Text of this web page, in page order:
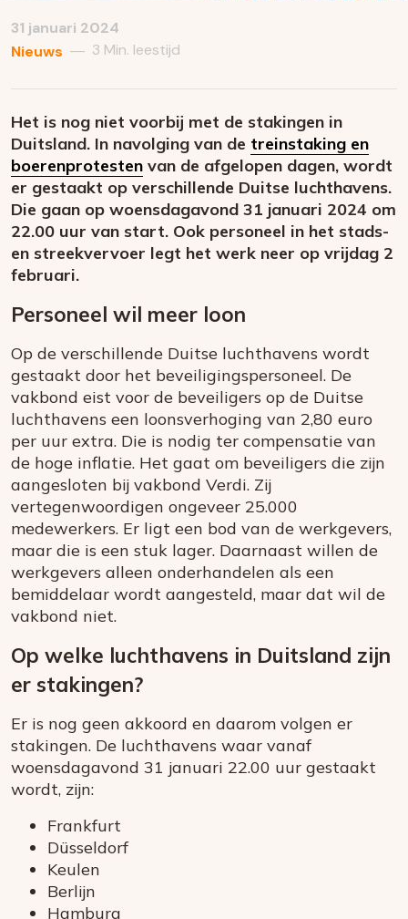
31 januari 2024
Nieuws — 3 Min. leestijd
Het is nog niet voorbij met de stakingen in
Duitsland. In navolging van de treinstaking en
boerenprotesten van de afgelopen dagen, wordt
er gestaakt op verschillende Duitse luchthavens.
Die gaan op woensdagavond 31 januari 2024 om
22.00 uur van start. Ook personeel in het stads-
en streekvervoer legt het werk neer op vrijdag 2
februari.
Personeel wil meer loon
Op de verschillende Duitse luchthavens wordt
gestaakt door het beveiligingspersoneel. De
vakbond eist voor de beveiligers op de Duitse
luchthavens een loonsverhoging van 2,80 euro
per uur extra. Die is nodig ter compensatie van
de hoge inflatie. Het gaat om beveiligers die zijn
aangesloten bij vakbond Verdi. Zij
vertegenwoordigen ongeveer 25.000
medewerkers. Er ligt een bod van de werkgevers,
maar die is een stuk lager. Daarnaast willen de
werkgevers alleen onderhandelen als een
bemiddelaar wordt aangesteld, maar dat wil de
vakbond niet.
Op welke luchthavens in Duitsland zijn
er stakingen?
Er is nog geen akkoord en daarom volgen er
stakingen. De luchthavens waar vanaf
woensdagavond 31 januari 22.00 uur gestaakt
wordt, zijn:
Frankfurt
Düsseldorf
Keulen
Berlijn
Hamburg